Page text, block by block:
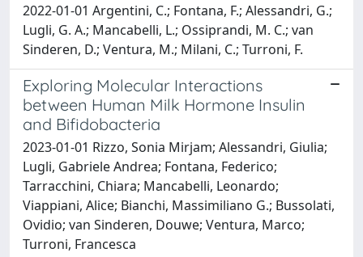
2022-01-01 Argentini, C.; Fontana, F.; Alessandri, G.;
Lugli, G. A.; Mancabelli, L.; Ossiprandi, M. C.; van
Sinderen, D.; Ventura, M.; Milani, C.; Turroni, F.
Exploring Molecular Interactions
between Human Milk Hormone Insulin
and Bifidobacteria
2023-01-01 Rizzo, Sonia Mirjam; Alessandri, Giulia;
Lugli, Gabriele Andrea; Fontana, Federico;
Tarracchini, Chiara; Mancabelli, Leonardo;
Viappiani, Alice; Bianchi, Massimiliano G.; Bussolati,
Ovidio; van Sinderen, Douwe; Ventura, Marco;
Turroni, Francesca